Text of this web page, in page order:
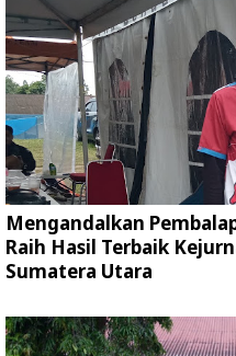
Mengandalkan
Raih Hasil Terbaik
Sumatera Utara